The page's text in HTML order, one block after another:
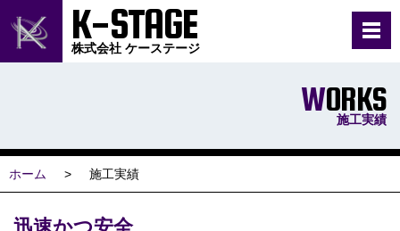
K-STAGE
株式会社 ケーステージ
WORKS
施工実績
ホーム 施工実績